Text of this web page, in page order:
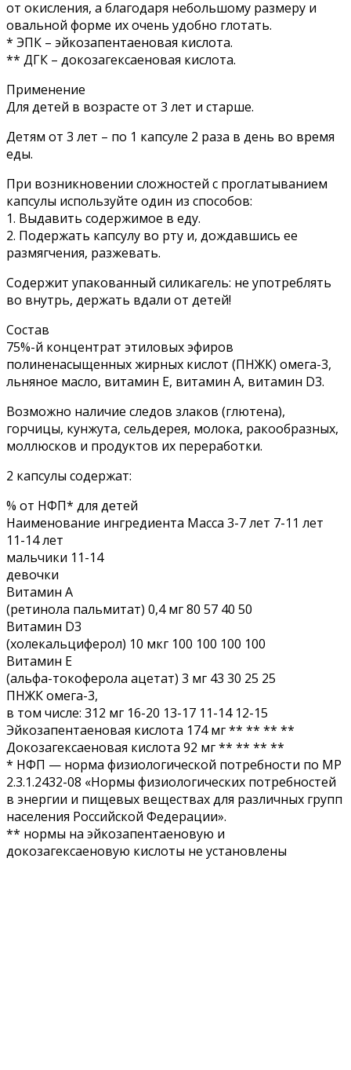
от окисления, а благодаря небольшому размеру и
овальной форме их очень удобно глотать.
* ЭПК – эйкозапентаеновая кислота.
** ДГК – докозагексаеновая кислота.
Применение
Для детей в возрасте от 3 лет и старше.
Детям от 3 лет – по 1 капсуле 2 раза в день во время
еды.
При возникновении сложностей с проглатыванием
капсулы используйте один из способов:
1. Выдавить содержимое в еду.
2. Подержать капсулу во рту и, дождавшись ее
размягчения, разжевать.
Содержит упакованный силикагель: не употреблять
во внутрь, держать вдали от детей!
Состав
75%-й концентрат этиловых эфиров
полиненасыщенных жирных кислот (ПНЖК) омега-3,
льняное масло, витамин Е, витамин А, витамин D3.
Возможно наличие следов злаков (глютена),
горчицы, кунжута, сельдерея, молока, ракообразных,
моллюсков и продуктов их переработки.
2 капсулы содержат:
% от НФП* для детей
Наименование ингредиента Масса 3-7 лет 7-11 лет
11-14 лет
мальчики 11-14
девочки
Витамин А
(ретинола пальмитат) 0,4 мг 80 57 40 50
Витамин D3
(холекальциферол) 10 мкг 100 100 100 100
Витамин Е
(альфа-токоферола ацетат) 3 мг 43 30 25 25
ПНЖК омега-3,
в том числе: 312 мг 16-20 13-17 11-14 12-15
Эйкозапентаеновая кислота 174 мг ** ** ** **
Докозагексаеновая кислота 92 мг ** ** ** **
* НФП — норма физиологической потребности по МР
2.3.1.2432-08 «Нормы физиологических потребностей
в энергии и пищевых веществах для различных групп
населения Российской Федерации».
** нормы на эйкозапентаеновую и
докозагексаеновую кислоты не установлены